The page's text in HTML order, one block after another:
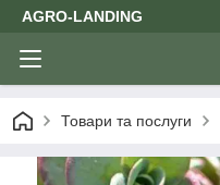
AGRO-LANDING
Товари та послуги